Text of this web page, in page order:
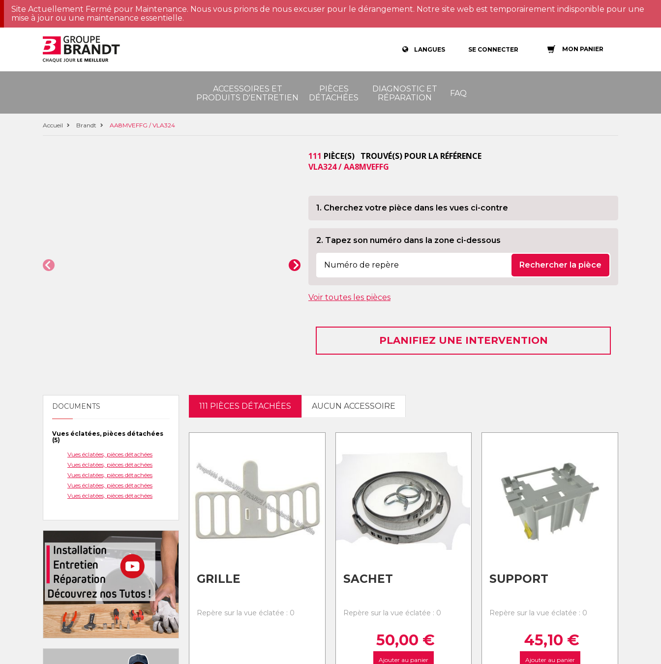
Site Actuellement Fermé pour Maintenance. Nous vous prions de nous excuser pour le dérangement. Notre site web est temporairement indisponible pour une
mise à jour ou une maintenance essentielle.
LANGUES SE CONNECTER MON PANIER
ACCESSOIRES ET
PRODUITS D'ENTRETIEN
PIÈCES
DÉTACHÉES
DIAGNOSTIC ET
RÉPARATION
FAQ
Accueil Brandt AA8MVEFFG / VLA324
111 PIÈCE(S) TROUVÉ(S) POUR LA RÉFÉRENCE
VLA324 / AA8MVEFFG
1. Cherchez votre pièce dans les vues ci-contre
2. Tapez son numéro dans la zone ci-dessous
Rechercher la pièce
Voir toutes les pièces
PLANIFIEZ UNE INTERVENTION
DOCUMENTS
Vues éclatées, pièces détachées
(5)
Vues éclatées, pièces détachées
Vues éclatées, pièces détachées
Vues éclatées, pièces détachées
Vues éclatées, pièces détachées
Vues éclatées, pièces détachées
111 PIÈCES DÉTACHÉES AUCUN ACCESSOIRE
GRILLE
Repère sur la vue éclatée : 0
SACHET
Repère sur la vue éclatée : 0
50,00 €
Ajouter au panier
SUPPORT
Repère sur la vue éclatée : 0
45,10 €
Ajouter au panier